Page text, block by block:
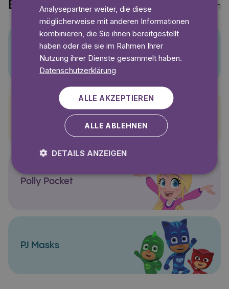
Entdecke auch Mehr anzeigen
Pettersson und Findus
Polly Pocket
PJ Masks
Analysepartner weiter, die diese
möglicherweise mit anderen Informationen
kombinieren, die Sie ihnen bereitgestellt
haben oder die sie im Rahmen Ihrer
Nutzung ihrer Dienste gesammelt haben.
Datenschutzerklärung
ALLE AKZEPTIEREN
ALLE ABLEHNEN
DETAILS ANZEIGEN